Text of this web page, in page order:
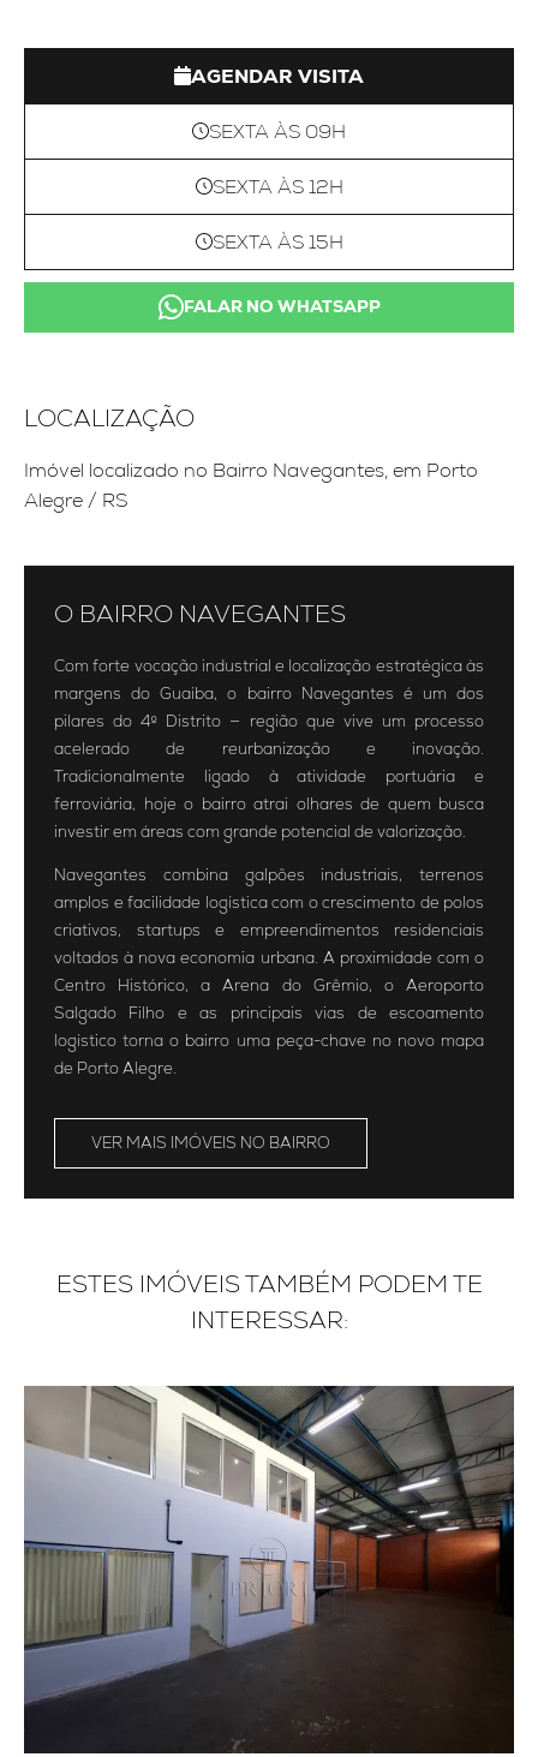
AGENDAR VISITA
SEXTA ÀS 09H
SEXTA ÀS 12H
SEXTA ÀS 15H
FALAR NO WHATSAPP
LOCALIZAÇÃO
Imóvel localizado no Bairro Navegantes, em Porto
Alegre / RS
O BAIRRO NAVEGANTES
Com forte vocação industrial e localização estratégica às
margens do Guaíba, o bairro Navegantes é um dos
pilares do 4º Distrito — região que vive um processo
acelerado de reurbanização e inovação.
Tradicionalmente ligado à atividade portuária e
ferroviária, hoje o bairro atrai olhares de quem busca
investir em áreas com grande potencial de valorização.
Navegantes combina galpões industriais, terrenos
amplos e facilidade logística com o crescimento de polos
criativos, startups e empreendimentos residenciais
voltados à nova economia urbana. A proximidade com o
Centro Histórico, a Arena do Grêmio, o Aeroporto
Salgado Filho e as principais vias de escoamento
logístico torna o bairro uma peça-chave no novo mapa
de Porto Alegre.
VER MAIS IMÓVEIS NO BAIRRO
ESTES IMÓVEIS TAMBÉM PODEM TE
INTERESSAR: